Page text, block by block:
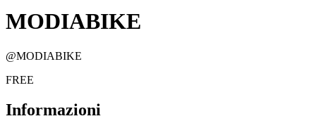
MODIABIKE
@MODIABIKE
FREE
Informazioni